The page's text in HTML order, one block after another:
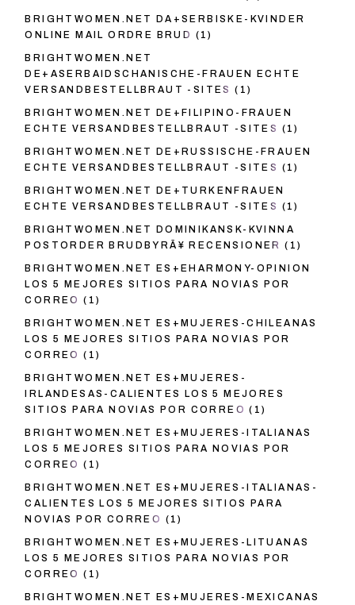
BRIGHTWOMEN.NET DA+SERBISKE-KVINDER
ONLINE MAIL ORDRE BRUD (1)
BRIGHTWOMEN.NET
DE+ASERBAIDSCHANISCHE-FRAUEN ECHTE
VERSANDBESTELLBRAUT -SITES (1)
BRIGHTWOMEN.NET DE+FILIPINO-FRAUEN
ECHTE VERSANDBESTELLBRAUT -SITES (1)
BRIGHTWOMEN.NET DE+RUSSISCHE-FRAUEN
ECHTE VERSANDBESTELLBRAUT -SITES (1)
BRIGHTWOMEN.NET DE+TURKENFRAUEN
ECHTE VERSANDBESTELLBRAUT -SITES (1)
BRIGHTWOMEN.NET DOMINIKANSK-KVINNA
POSTORDER BRUDBYRÃ¥ RECENSIONER (1)
BRIGHTWOMEN.NET ES+EHARMONY-OPINION
LOS 5 MEJORES SITIOS PARA NOVIAS POR
CORREO (1)
BRIGHTWOMEN.NET ES+MUJERES-CHILEANAS
LOS 5 MEJORES SITIOS PARA NOVIAS POR
CORREO (1)
BRIGHTWOMEN.NET ES+MUJERES-
IRLANDESAS-CALIENTES LOS 5 MEJORES
SITIOS PARA NOVIAS POR CORREO (1)
BRIGHTWOMEN.NET ES+MUJERES-ITALIANAS
LOS 5 MEJORES SITIOS PARA NOVIAS POR
CORREO (1)
BRIGHTWOMEN.NET ES+MUJERES-ITALIANAS-
CALIENTES LOS 5 MEJORES SITIOS PARA
NOVIAS POR CORREO (1)
BRIGHTWOMEN.NET ES+MUJERES-LITUANAS
LOS 5 MEJORES SITIOS PARA NOVIAS POR
CORREO (1)
BRIGHTWOMEN.NET ES+MUJERES-MEXICANAS